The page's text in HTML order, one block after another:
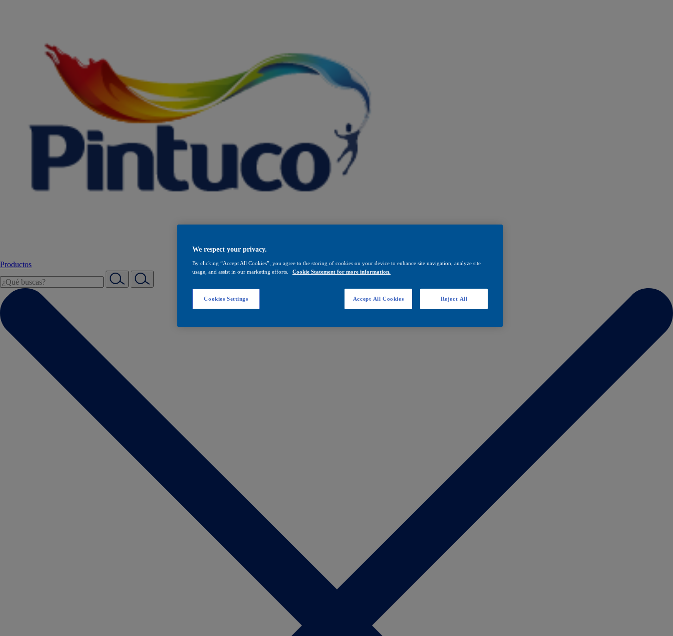
Productos
We respect your privacy.
By clicking “Accept All Cookies”, you agree to the storing of cookies on your device to enhance site navigation, analyze site
usage, and assist in our marketing efforts.
Cookie Statement for more information.
Cookies Settings Reject All
Accept All Cookies